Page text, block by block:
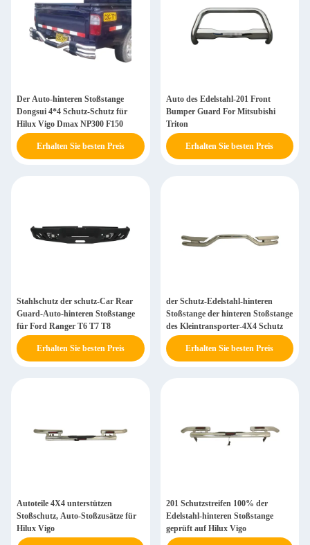
Der Auto-hinteren Stoßstange
Dongsui 4*4 Schutz-Schutz für
Hilux Vigo Dmax NP300 F150
Erhalten Sie besten Preis
Auto des Edelstahl-201 Front
Bumper Guard For Mitsubishi
Triton
Erhalten Sie besten Preis
Stahlschutz der schutz-Car Rear
Guard-Auto-hinteren Stoßstange
für Ford Ranger T6 T7 T8
Erhalten Sie besten Preis
der Schutz-Edelstahl-hinteren
Stoßstange der hinteren Stoßstange
des Kleintransporter-4X4 Schutz
Erhalten Sie besten Preis
Autoteile 4X4 unterstützen
Stoßschutz, Auto-Stoßzusätze für
Hilux Vigo
201 Schutzstreifen 100% der
Edelstahl-hinteren Stoßstange
geprüft auf Hilux Vigo